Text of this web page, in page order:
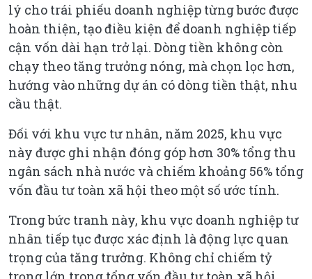
lý cho trái phiếu doanh nghiệp từng bước được
hoàn thiện, tạo điều kiện để doanh nghiệp tiếp
cận vốn dài hạn trở lại. Dòng tiền không còn
chạy theo tăng trưởng nóng, mà chọn lọc hơn,
hướng vào những dự án có dòng tiền thật, nhu
cầu thật.
Đối với khu vực tư nhân, năm 2025, khu vực
này được ghi nhận đóng góp hơn 30% tổng thu
ngân sách nhà nước và chiếm khoảng 56% tổng
vốn đầu tư toàn xã hội theo một số ước tính.
Trong bức tranh này, khu vực doanh nghiệp tư
nhân tiếp tục được xác định là động lực quan
trọng của tăng trưởng. Không chỉ chiếm tỷ